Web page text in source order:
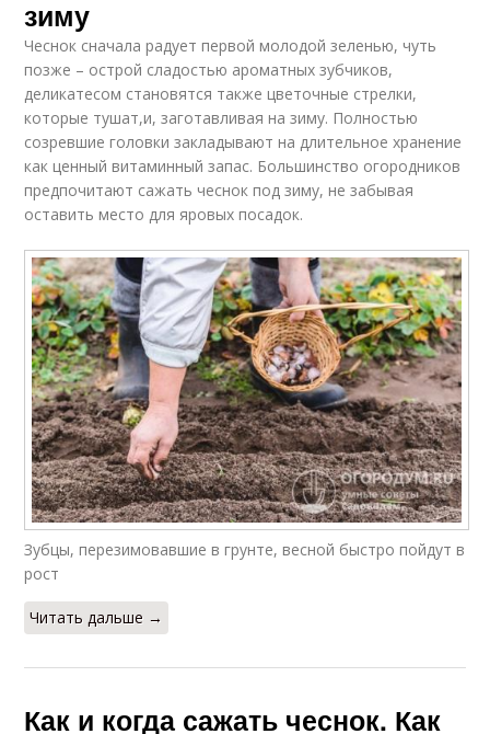
зиму
Чеснок сначала радует первой молодой зеленью, чуть
позже – острой сладостью ароматных зубчиков,
деликатесом становятся также цветочные стрелки,
которые тушат,и, заготавливая на зиму. Полностью
созревшие головки закладывают на длительное хранение
как ценный витаминный запас. Большинство огородников
предпочитают сажать чеснок под зиму, не забывая
оставить место для яровых посадок.
Зубцы, перезимовавшие в грунте, весной быстро пойдут в
рост
Читать дальше →
Как и когда сажать чеснок. Как